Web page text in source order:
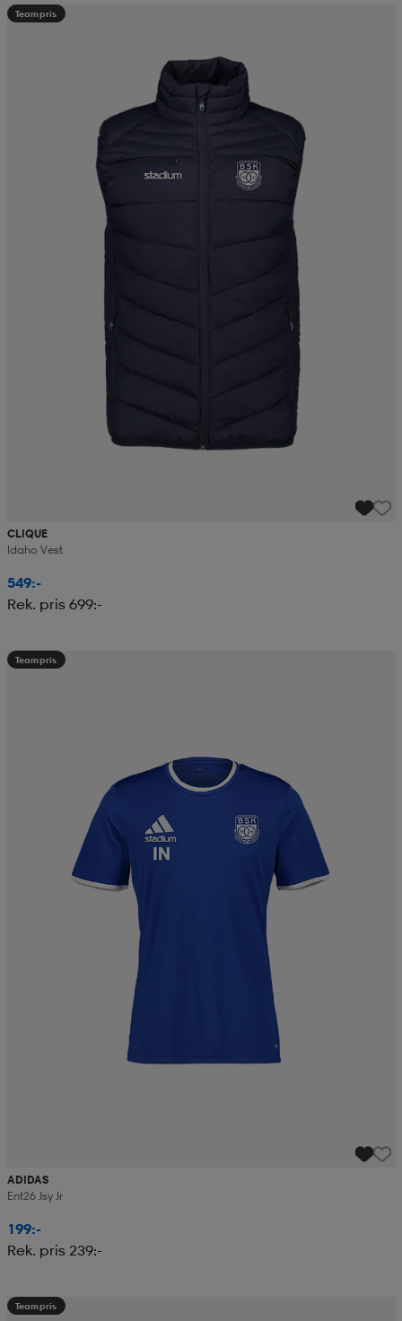
Teampris
CLIQUE
Idaho Vest
549:-
Rek. pris 699:-
Teampris
ADIDAS
Ent26 Jsy Jr
199:-
Rek. pris 239:-
Teampris